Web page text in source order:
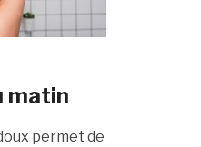
matin
permet de